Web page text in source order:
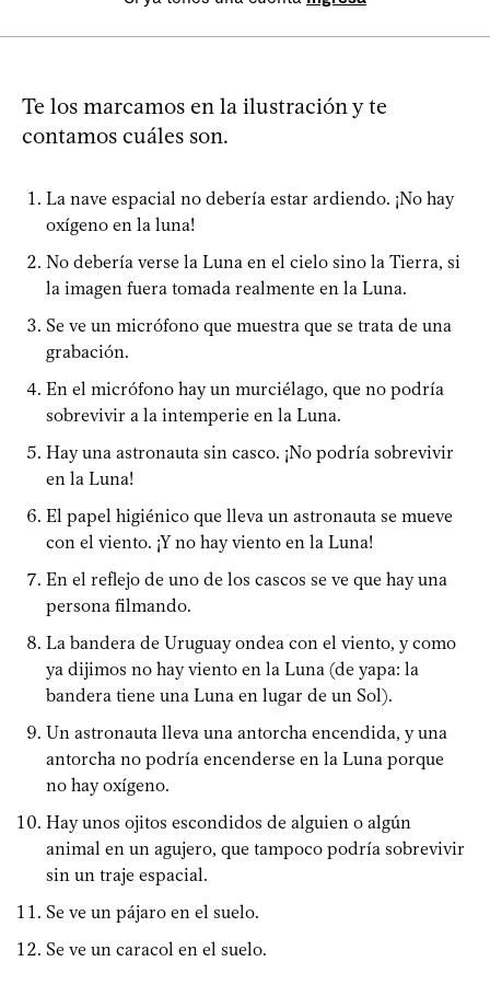
Te los marcamos en la ilustración y te
contamos cuáles son.
La nave espacial no debería estar ardiendo. ¡No hay
oxígeno en la luna!
No debería verse la Luna en el cielo sino la Tierra, si
la imagen fuera tomada realmente en la Luna.
Se ve un micrófono que muestra que se trata de una
grabación.
En el micrófono hay un murciélago, que no podría
sobrevivir a la intemperie en la Luna.
Hay una astronauta sin casco. ¡No podría sobrevivir
en la Luna!
El papel higiénico que lleva un astronauta se mueve
con el viento. ¡Y no hay viento en la Luna!
En el reflejo de uno de los cascos se ve que hay una
persona filmando.
La bandera de Uruguay ondea con el viento, y como
ya dijimos no hay viento en la Luna (de yapa: la
bandera tiene una Luna en lugar de un Sol).
Un astronauta lleva una antorcha encendida, y una
antorcha no podría encenderse en la Luna porque
no hay oxígeno.
Hay unos ojitos escondidos de alguien o algún
animal en un agujero, que tampoco podría sobrevivir
sin un traje espacial.
Se ve un pájaro en el suelo.
Se ve un caracol en el suelo.